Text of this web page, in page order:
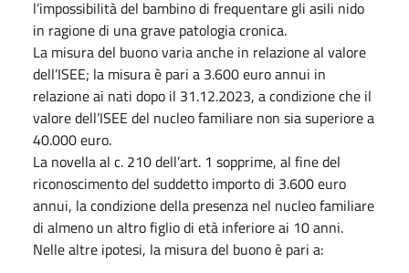
l’impossibilità del bambino di frequentare gli asili nido
in ragione di una grave patologia cronica.
La misura del buono varia anche in relazione al valore
dell’ISEE; la misura è pari a 3.600 euro annui in
relazione ai nati dopo il 31.12.2023, a condizione che il
valore dell’ISEE del nucleo familiare non sia superiore a
40.000 euro.
La novella al c. 210 dell’art. 1 sopprime, al fine del
riconoscimento del suddetto importo di 3.600 euro
annui, la condizione della presenza nel nucleo familiare
di almeno un altro figlio di età inferiore ai 10 anni.
Nelle altre ipotesi, la misura del buono è pari a: